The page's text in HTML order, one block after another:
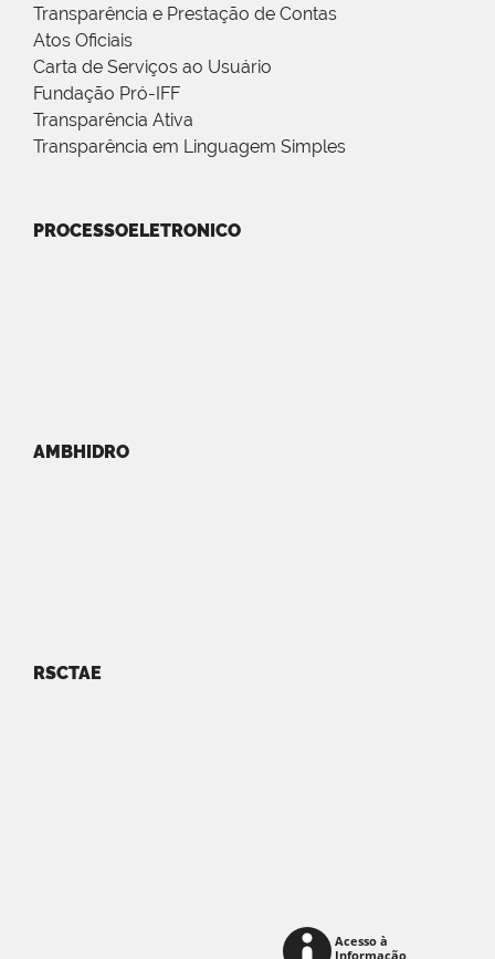
Transparência e Prestação de Contas
Atos Oficiais
Carta de Serviços ao Usuário
Fundação Pró-IFF
Transparência Ativa
Transparência em Linguagem Simples
PROCESSOELETRONICO
AMBHIDRO
RSCTAE